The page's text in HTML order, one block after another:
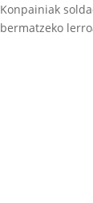
Konpainiak
bermatzeko